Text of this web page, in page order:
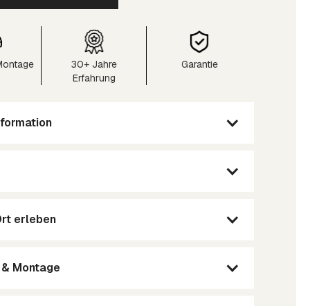
30+ Jahre
Erfahrung
Garantie
erleben
Montage